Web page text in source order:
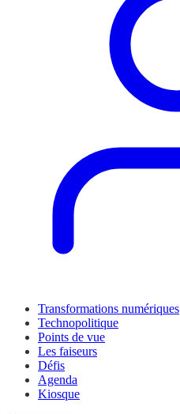
Transformations numériques
Technopolitique
Points de vue
Les faiseurs
Défis
Agenda
Kiosque